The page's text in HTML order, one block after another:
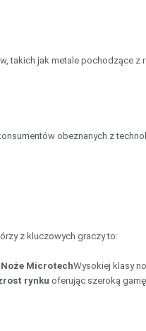
takich jak metale pochodzące
obeznanych z
z kluczowych graczy to:
Noże MicrotechWysokiej klasy
rynku oferując szeroką